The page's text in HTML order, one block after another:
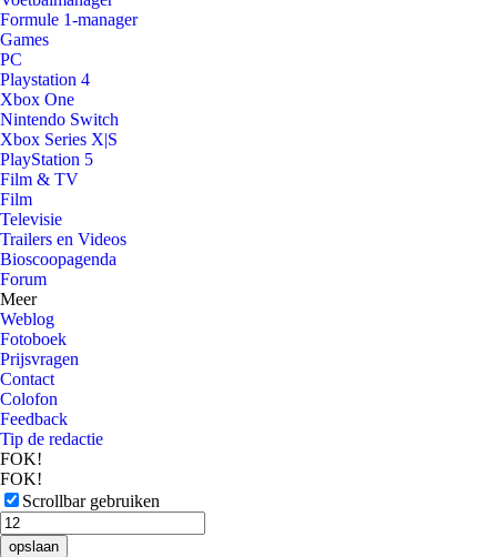
Formule 1-manager
Games
PC
Playstation 4
Xbox One
Nintendo Switch
Xbox Series X|S
PlayStation 5
Film & TV
Film
Televisie
Trailers en Videos
Bioscoopagenda
Forum
Meer
Weblog
Fotoboek
Prijsvragen
Contact
Colofon
Feedback
Tip de redactie
FOK!
FOK!
Scrollbar gebruiken
opslaan